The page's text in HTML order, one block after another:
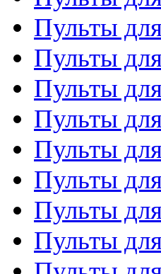
Пульты
Пульты
Пульты
Пульты
Пульты
Пульты
Пульты
Пульты